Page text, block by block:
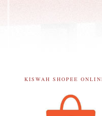
KISWAH SHOPEE